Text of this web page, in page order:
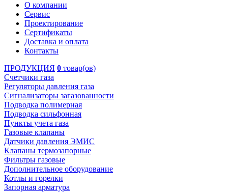
О компании
Сервис
Проектирование
Сертификаты
Доставка и оплата
Контакты
ПРОДУКЦИЯ 0 товар(ов)
Счетчики газа
Регуляторы давления газа
Сигнализаторы загазованности
Подводка полимерная
Подводка сильфонная
Пункты учета газа
Газовые клапаны
Датчики давления ЭМИС
Клапаны термозапорные
Фильтры газовые
Дополнительное оборудование
Котлы и горелки
Запорная арматура